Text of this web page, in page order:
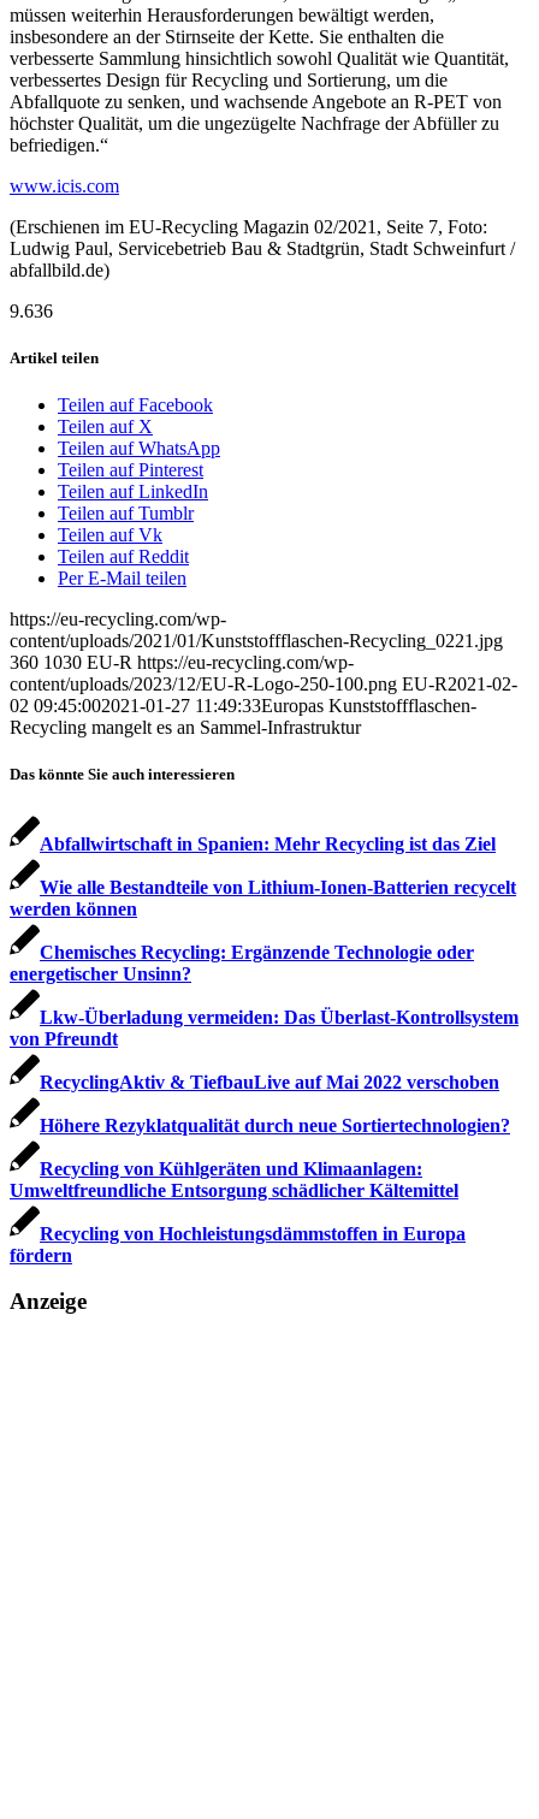
müssen weiterhin Herausforderungen bewältigt werden,
insbesondere an der Stirnseite der Kette. Sie enthalten die
verbesserte Sammlung hinsichtlich sowohl Qualität wie Quantität,
verbessertes Design für Recycling und Sortierung, um die
Abfallquote zu senken, und wachsende Angebote an R-PET von
höchster Qualität, um die ungezügelte Nachfrage der Abfüller zu
befriedigen.“
www.icis.com
(Erschienen im EU-Recycling Magazin 02/2021, Seite 7, Foto:
Ludwig Paul, Servicebetrieb Bau & Stadtgrün, Stadt Schweinfurt /
abfallbild.de)
9.636
Artikel teilen
Teilen auf Facebook
Teilen auf X
Teilen auf WhatsApp
Teilen auf Pinterest
Teilen auf LinkedIn
Teilen auf Tumblr
Teilen auf Vk
Teilen auf Reddit
Per E-Mail teilen
https://eu-recycling.com/wp-
content/uploads/2021/01/Kunststoffflaschen-Recycling_0221.jpg
360 1030 EU-R https://eu-recycling.com/wp-
content/uploads/2023/12/EU-R-Logo-250-100.png EU-R2021-02-
02 09:45:002021-01-27 11:49:33Europas Kunststoffflaschen-
Recycling mangelt es an Sammel-Infrastruktur
Das könnte Sie auch interessieren
Abfallwirtschaft in Spanien: Mehr Recycling ist das Ziel
Wie alle Bestandteile von Lithium-Ionen-Batterien recycelt
werden können
Chemisches Recycling: Ergänzende Technologie oder
energetischer Unsinn?
Lkw-Überladung vermeiden: Das Überlast-Kontrollsystem
von Pfreundt
RecyclingAktiv & TiefbauLive auf Mai 2022 verschoben
Höhere Rezyklatqualität durch neue Sortiertechnologien?
Recycling von Kühlgeräten und Klimaanlagen:
Umweltfreundliche Entsorgung schädlicher Kältemittel
Recycling von Hochleistungsdämmstoffen in Europa
fördern
Anzeige